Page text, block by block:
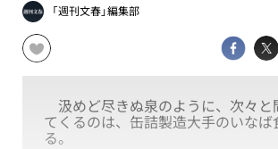
「週刊文春」編集部
汲めど尽きぬ泉のように、次々と
てくるのは、缶詰製造大手のいなば
る。